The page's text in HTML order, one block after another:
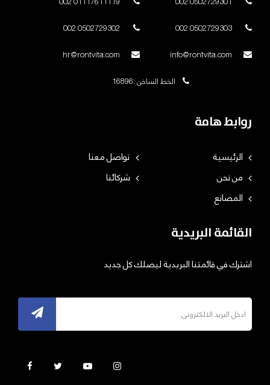
الخط الساخن :16896
روابط هامة
الرئيسية
تواصل معنا
من نحن
شركائنا
المصانع
القائمة البريدية
اشترك في قائمتنا البريدية ليصلك كل جديد